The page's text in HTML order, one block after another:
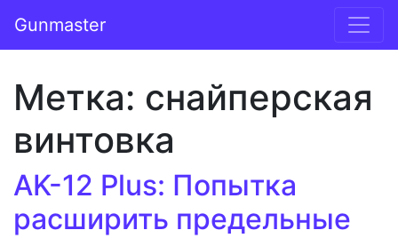
Основная навигация
Gunmaster
Метка: снайперская
винтовка
AK-12 Plus: Попытка
расширить предельные